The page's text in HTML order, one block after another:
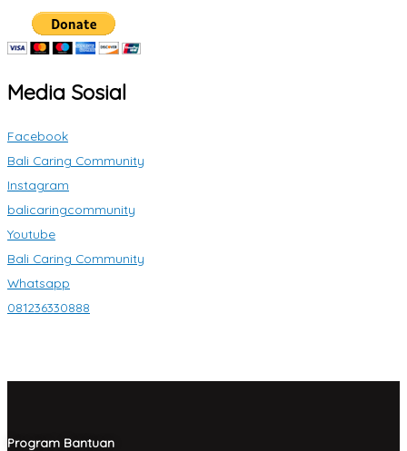
Media Sosial
Facebook
Bali Caring Community
Instagram
balicaringcommunity
Youtube
Bali Caring Community
Whatsapp
081236330888
Program Bantuan